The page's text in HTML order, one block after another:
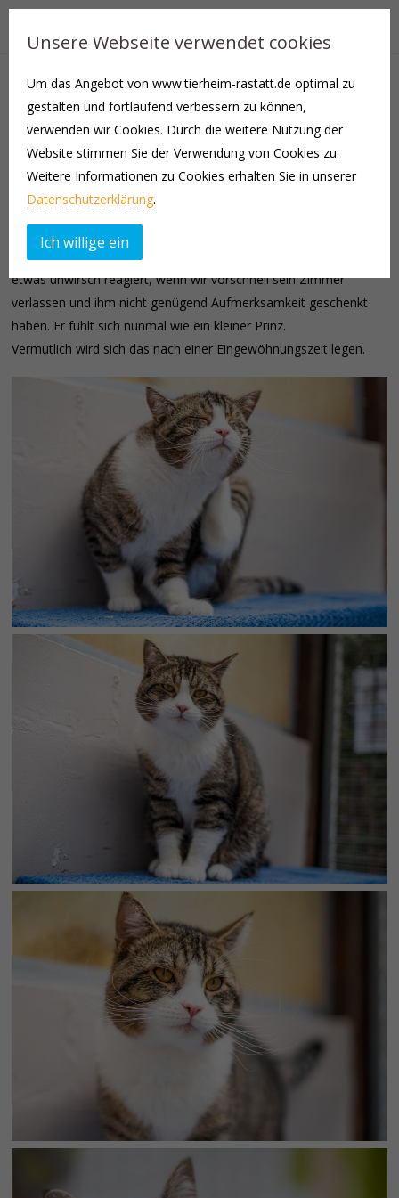
Charmeur Baldur sucht sein neues Heim, in dem er verwöhnt
und bedient wird. Andere Katzen braucht er nicht.
Da Baldur als Fundtier zu uns kam, wissen wir nichts über seine
Vergangenheit. Er lebte sicherlich als Hauskatze. Uns gegenüber
ist er anhänglich und verschmust. Freigang sollte ihm später
Zu Kleinkindern würden wir ihn nicht vermitteln, da er ab und zu
etwas unwirsch reagiert, wenn wir vorschnell sein Zimmer
verlassen und ihm nicht genügend Aufmerksamkeit geschenkt
haben. Er fühlt sich nunmal wie ein kleiner Prinz.
Vermutlich wird sich das nach einer Eingewöhnungszeit legen.
Unsere Webseite verwendet cookies
Um das Angebot von www.tierheim-rastatt.de optimal zu
gestalten und fortlaufend verbessern zu können,
verwenden wir Cookies. Durch die weitere Nutzung der
Website stimmen Sie der Verwendung von Cookies zu.
Weitere Informationen zu Cookies erhalten Sie in unserer
Datenschutzerklärung.
Ich willige ein